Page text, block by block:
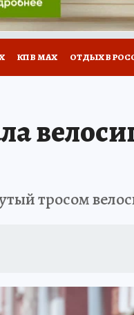
КП В МАХ ОТДЫХ В
тросом